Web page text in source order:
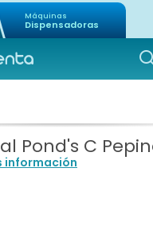
Máquinas
Dispensadoras
Pond's C
información